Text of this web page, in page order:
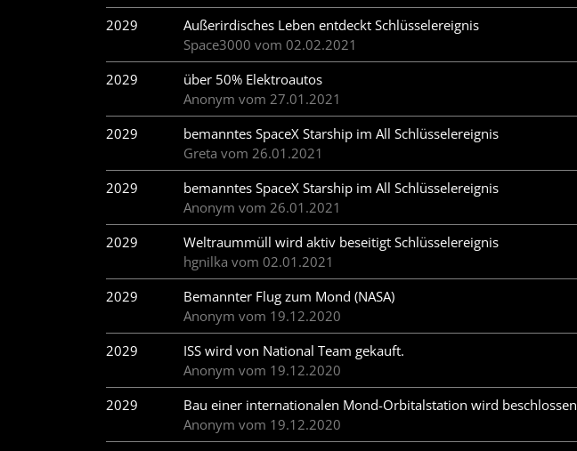
2029
Außerirdisches Leben entdeckt Schlüsselereignis
Space3000 vom 02.02.2021
2029
über 50% Elektroautos
Anonym vom 27.01.2021
2029
bemanntes SpaceX Starship im All Schlüsselereignis
Greta vom 26.01.2021
2029
bemanntes SpaceX Starship im All Schlüsselereignis
Anonym vom 26.01.2021
2029
Weltraummüll wird aktiv beseitigt Schlüsselereignis
hgnilka vom 02.01.2021
2029
Bemannter Flug zum Mond (NASA)
Anonym vom 19.12.2020
2029
ISS wird von National Team gekauft.
Anonym vom 19.12.2020
2029
Bau einer internationalen Mond-Orbitalstation wird beschlossen
Anonym vom 19.12.2020